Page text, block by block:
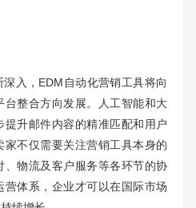
入，EDM自动化营销工具将向
台整合方向发展。人工智能和大
升邮件内容的精准匹配和用户
不仅需要关注营销工具本身的
、物流及客户服务等各环节的协
营体系，企业才可以在国际市场